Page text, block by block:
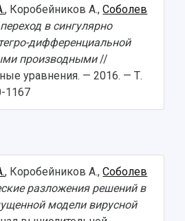
, Коробейников А.,Соболев
в сингулярно
дифференциальной
производными//
уравнения. — 2016. — Т.
1167
, Коробейников А.,Соболев
разложения решений в
модели вирусной